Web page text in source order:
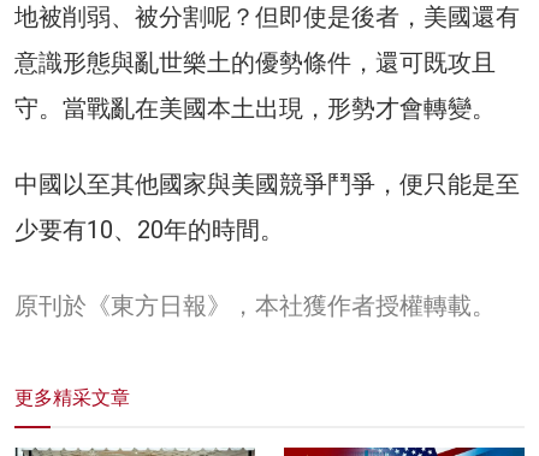
地被削弱、被分割呢？但即使是後者，美國還有
意識形態與亂世樂土的優勢條件，還可既攻且
守。當戰亂在美國本土出現，形勢才會轉變。
中國以至其他國家與美國競爭鬥爭，便只能是至
少要有10、20年的時間。
原刊於《東方日報》，本社獲作者授權轉載。
更多精采文章